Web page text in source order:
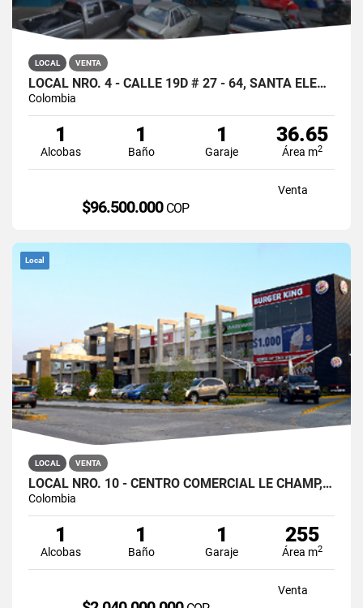
LOCAL VENTA
LOCAL NRO. 4 - CALLE 19D # 27 - 64, SANTA ELENA, CALI
Colombia
1
Alcobas
1
Baño
1
Garaje
36.65
Área m2
Venta
$96.500.000 COP
Local
LOCAL VENTA
LOCAL NRO. 10 - CENTRO COMERCIAL LE CHAMP, PUERTO COLOMBIA
Colombia
1
Alcobas
1
Baño
1
Garaje
255
Área m2
Venta